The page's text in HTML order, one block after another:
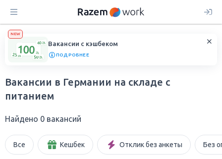
NEW
Вакансии с кэшбеком
ПОДРОБНЕЕ
Вакансии в Германии на складе с
питанием
Найдено 0 вакансий
Все Кешбек Отклик без анкеты Без